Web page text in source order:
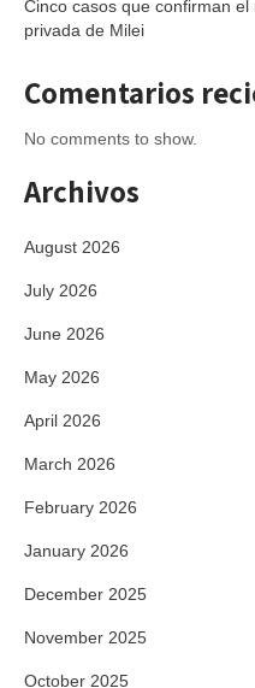
Cinco casos que confirman
privada de Milei
Comentarios
No comments to show.
Archivos
August 2026
July 2026
June 2026
May 2026
April 2026
March 2026
February 2026
January 2026
December 2025
November 2025
October 2025